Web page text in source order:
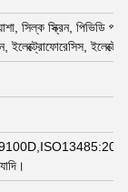
সিল্ক স্ক্রিন, পিভিডি
ইলেক্ট্রোফোরেসিস,